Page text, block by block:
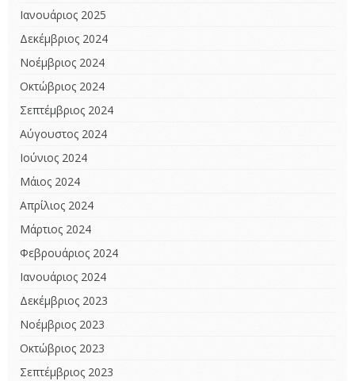
Ιανουάριος 2025
Δεκέμβριος 2024
Νοέμβριος 2024
Οκτώβριος 2024
Σεπτέμβριος 2024
Αύγουστος 2024
Ιούνιος 2024
Μάιος 2024
Απρίλιος 2024
Μάρτιος 2024
Φεβρουάριος 2024
Ιανουάριος 2024
Δεκέμβριος 2023
Νοέμβριος 2023
Οκτώβριος 2023
Σεπτέμβριος 2023